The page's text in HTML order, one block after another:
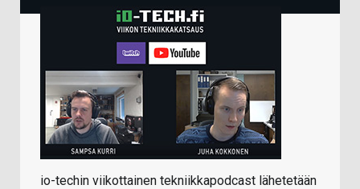
io-techin viikottainen tekniikkapodcast lähetetään